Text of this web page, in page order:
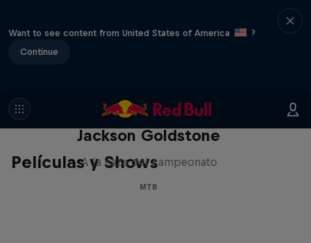
Want to see content from United States of America
?
Continue
Películas y Shows
The Search for Milliseconds:
Jackson Goldstone
A la caza del campeonato
MTB